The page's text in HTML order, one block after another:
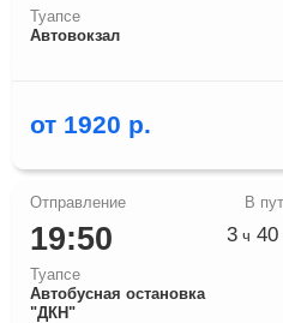
Туапсе
Автовокзал
от 1920 р.
19:50
Туапсе
Автобусная остановка
"ДКН"
3 ч 40